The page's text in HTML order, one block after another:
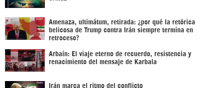
Amenaza, ultimátum, retirada: ¿por qué la retórica
belicosa de Trump contra Irán siempre termina en
retroceso?
Arbaín: El viaje eterno de recuerdo, resistencia y
renacimiento del mensaje de Karbala
Irán marca el ritmo del conflicto